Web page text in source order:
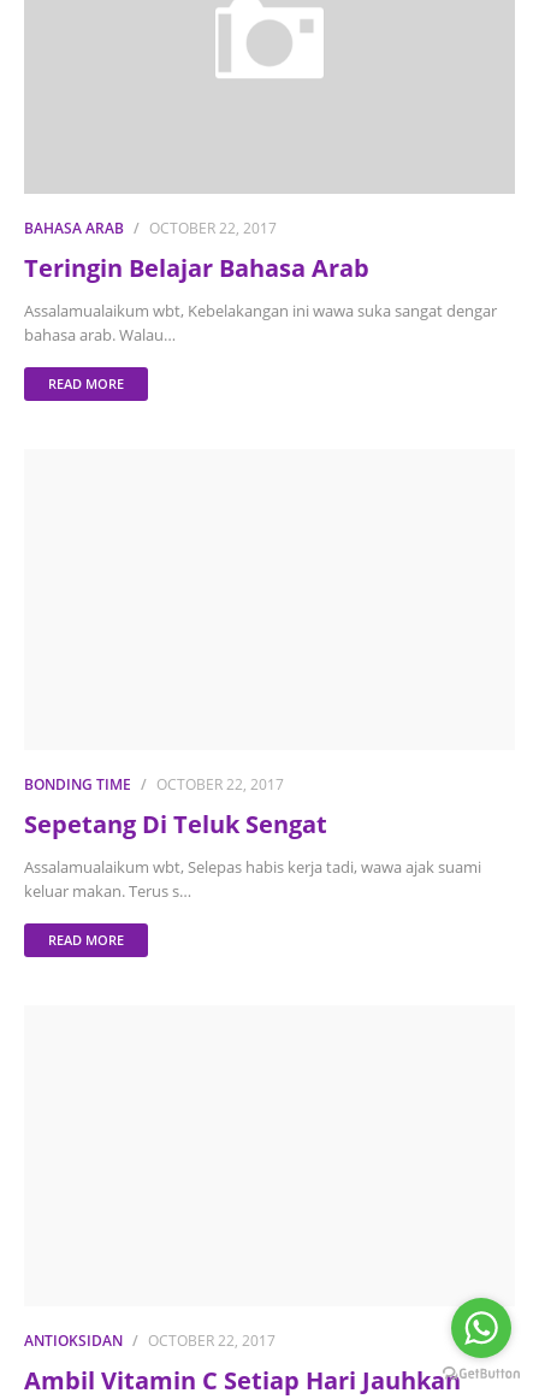
BAHASA ARAB OCTOBER 22, 2017
Teringin Belajar Bahasa Arab
Assalamualaikum wbt, Kebelakangan ini wawa suka sangat dengar
bahasa arab. Walau…
READ MORE
BONDING TIME OCTOBER 22, 2017
Sepetang Di Teluk Sengat
Assalamualaikum wbt, Selepas habis kerja tadi, wawa ajak suami
keluar makan. Terus s…
READ MORE
ANTIOKSIDAN OCTOBER 22, 2017
Ambil Vitamin C Setiap Hari Jauhkan